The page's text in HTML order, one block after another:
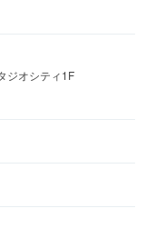
ジオシティ1F